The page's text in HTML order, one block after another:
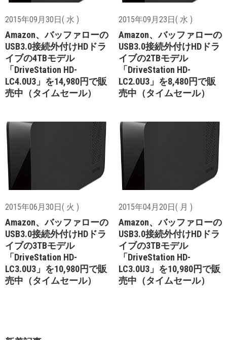
2015年09月30日( 水 )
Amazon、バッファローの
USB3.0接続外付けHDドラ
イブの4TBモデル
「DriveStation HD-
LC4.0U3」を14,980円で販
売中（タイムセール）
2015年09月23日( 水 )
Amazon、バッファローの
USB3.0接続外付けHDドラ
イブの2TBモデル
「DriveStation HD-
LC2.0U3」を8,480円で販
売中（タイムセール）
2015年06月30日( 火 )
Amazon、バッファローの
USB3.0接続外付けHDドラ
イブの3TBモデル
「DriveStation HD-
LC3.0U3」を10,980円で販
売中（タイムセール）
2015年04月20日( 月 )
Amazon、バッファローの
USB3.0接続外付けHDドラ
イブの3TBモデル
「DriveStation HD-
LC3.0U3」を10,980円で販
売中（タイムセール）